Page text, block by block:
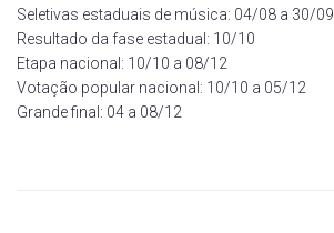
Seletivas estaduais de música: 04/08 a 30/09
Resultado da fase estadual: 10/10
Etapa nacional: 10/10 a 08/12
Votação popular nacional: 10/10 a 05/12
Grande final: 04 a 08/12